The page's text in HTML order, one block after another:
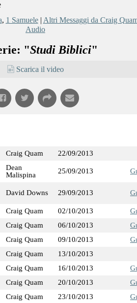
, 1 Samuele| Altri Messaggi da Craig
Audio
"Studi Biblici"
Scarica il video
Craig Quam 22/09/2013
Dean
Malispina
25/09/2013
David Downs 29/09/2013
Craig Quam 02/10/2013
Craig Quam 06/10/2013
Craig Quam 09/10/2013
Craig Quam 13/10/2013
Craig Quam 16/10/2013
Craig Quam 20/10/2013
Craig Quam 23/10/2013